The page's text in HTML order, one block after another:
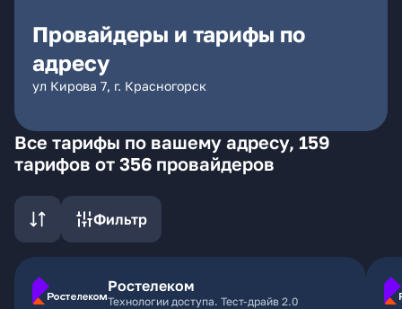
Провайдеры и тарифы по
адресу
ул Кирова 7, г. Красногорск
Все тарифы по вашему адресу, 159
тарифов от 356 провайдеров
Фильтр
Ростелеком
Технологии доступа. Тест-драйв 2.0